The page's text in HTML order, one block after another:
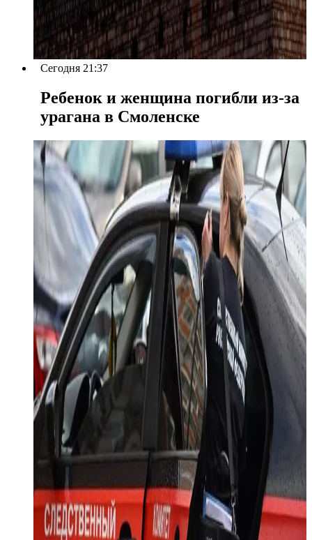
Сегодня 21:37
Ребенок и женщина погибли из-за
урагана в Смоленске